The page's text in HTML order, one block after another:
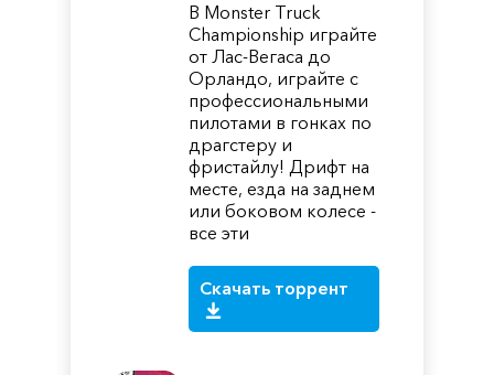
В Monster Truck
Championship играйте
от Лас-Вегаса до
Орландо, играйте с
профессиональными
пилотами в гонках по
драгстеру и
фристайлу! Дрифт на
месте, езда на заднем
или боковом колесе -
все эти
Скачать торрент